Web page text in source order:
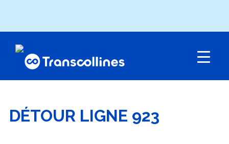
Menu
DÉTOUR LIGNE 923